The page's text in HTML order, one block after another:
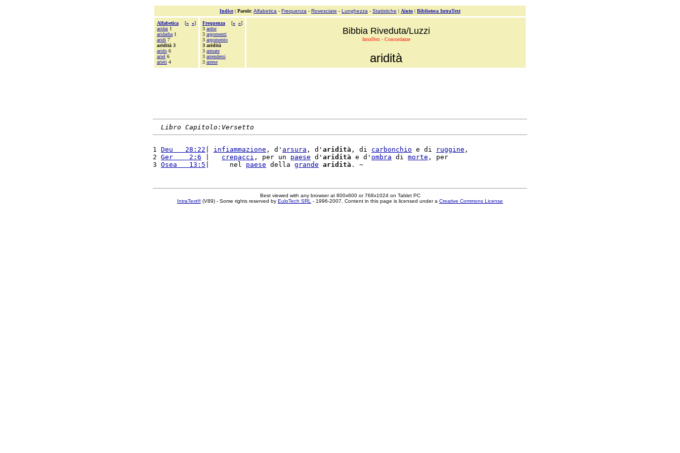
Indice| Parole: Alfabetica - Frequenza - Rovesciate - Lunghezza - Statistiche | Aiuto | Biblioteca IntraText
Alfabetica [« »]
aridai 1
aridatha 1
aridi 7
aridità 3
arido 6
ariel 6
arieti 4
Frequenza [« »]
3 ardor
3 argomenti
3 argomento
3 aridità
3 armate
3 arrendersi
3 arrese
Bibbia Riveduta/Luzzi
IntraText - Concordanze
aridità
Libro Capitolo:Versetto
1 Deu   28:22 infiammazione , d' arsura , d' aridità , di carbonchio e di ruggine ,
2 Ger    2:6 crepacci , per un paese d' aridità e d' ombra di morte , per
3 Osea   13:5 |     nel paese della grande aridità
Best viewed with any browser at 800x600 or 768x1024 on Tablet PC
IntraText®(V89) - Some rights reserved by EuloTech SRL - 1996-2007. Content in this page is licensed under a Creative Commons License